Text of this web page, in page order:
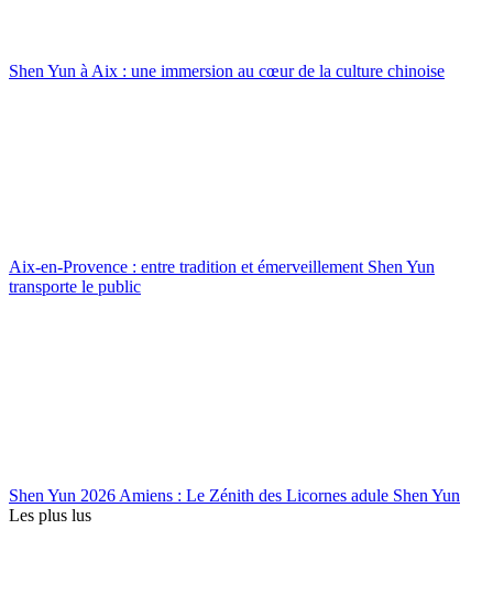
Shen Yun à Aix : une immersion au cœur de la culture chinoise
Aix-en-Provence : entre tradition et émerveillement Shen Yun
transporte le public
Shen Yun 2026 Amiens : Le Zénith des Licornes adule Shen Yun
Les plus lus